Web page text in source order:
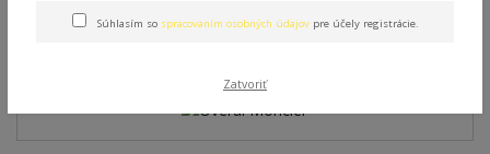
Overal Moncler
Súhlasím so spracovaním osobných údajovpre účely registrácie.
Zatvoriť